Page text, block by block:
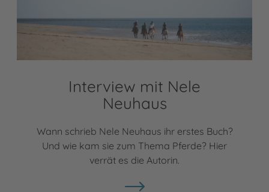
Interview mit Nele
Neuhaus
Wann schrieb Nele Neuhaus ihr erstes Buch?
Und wie kam sie zum Thema Pferde? Hier
verrät es die Autorin.